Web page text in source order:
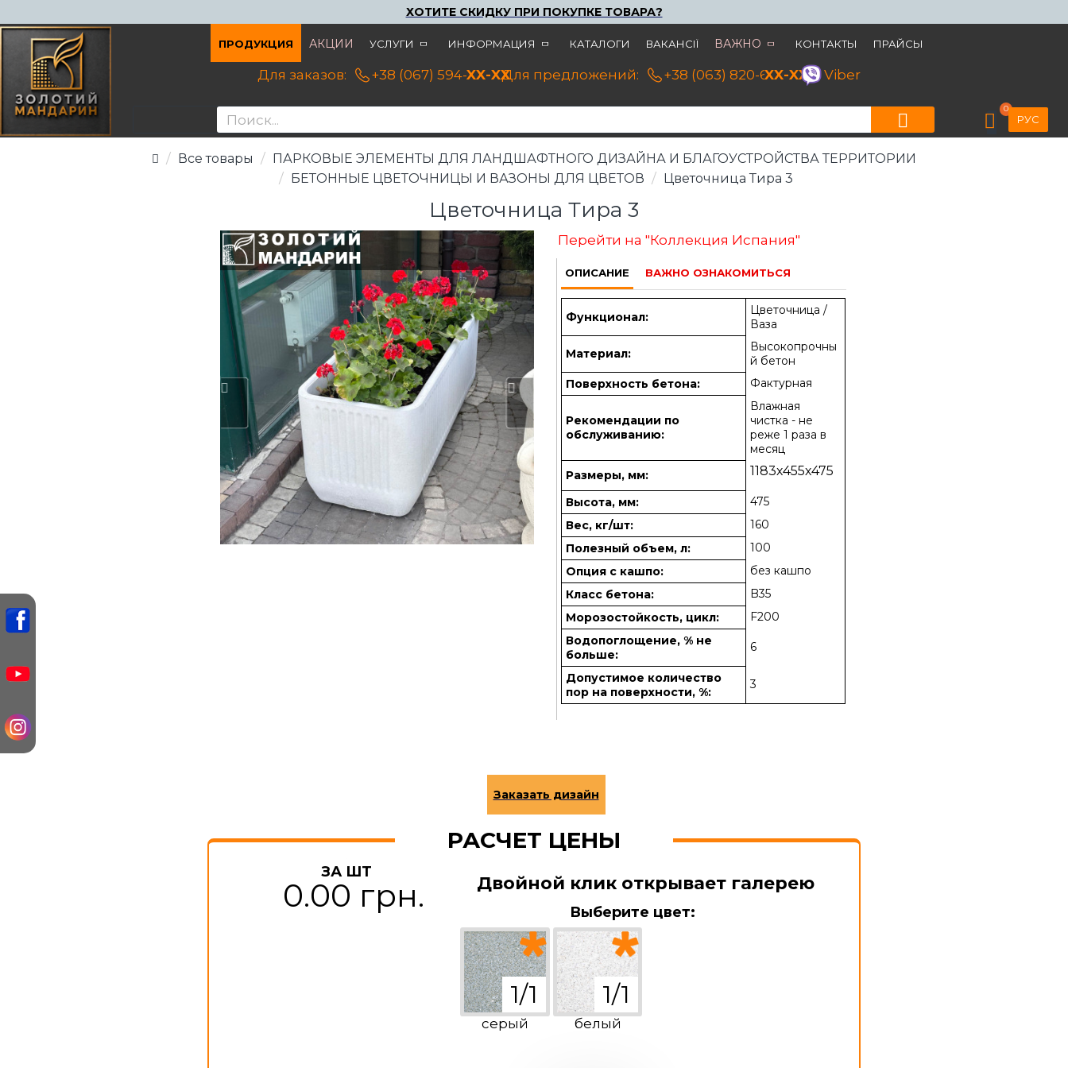
РУС
ПРОДУКЦИЯ АКЦИИ УСЛУГИ ИНФОРМАЦИЯ КАТАЛОГИ ВАКАНСІЇ ВАЖНО КОНТАКТЫ ПРАЙСЫ
Для заказов: +38 (067) 594-21-22
XX-XXДля предложений: +38 (063) 820-60-79
XX-XX Viber
0
Все товары
ПАРКОВЫЕ ЭЛЕМЕНТЫ ДЛЯ ЛАНДШАФТНОГО ДИЗАЙНА И БЛАГОУСТРОЙСТВА ТЕРРИТОРИИ
БЕТОННЫЕ ЦВЕТОЧНИЦЫ И ВАЗОНЫ ДЛЯ ЦВЕТОВ
Цветочница Тира 3
Цветочница Тира 3
ХОТИТЕ СКИДКУ ПРИ ПОКУПКЕ ТОВАРА?
Перейти на "Коллекция Испания"
ОПИСАНИЕ ВАЖНО ОЗНАКОМИТЬСЯ
Функционал:
Цветочница /
Ваза
Материал:
Высокопрочны
й бетон
Поверхность бетона:
Фактурная
Рекомендации по
обслуживанию:
Влажная
чистка - не
реже 1 раза в
месяц
Размеры, мм:
1183х455х475
Высота, мм:
475
Вес, кг/шт:
160
Полезный объем, л:
100
Опция с кашпо:
без кашпо
Класс бетона:
B35
Морозостойкость, цикл:
F200
Водопоглощение, % не
больше:
6
Допустимое количество
пор на поверхности, %:
3
РАСЧЕТ ЦЕНЫ
ЗА ШТ
0.00 грн. Двойной клик открывает галерею
Выберите цвет:
серый белый